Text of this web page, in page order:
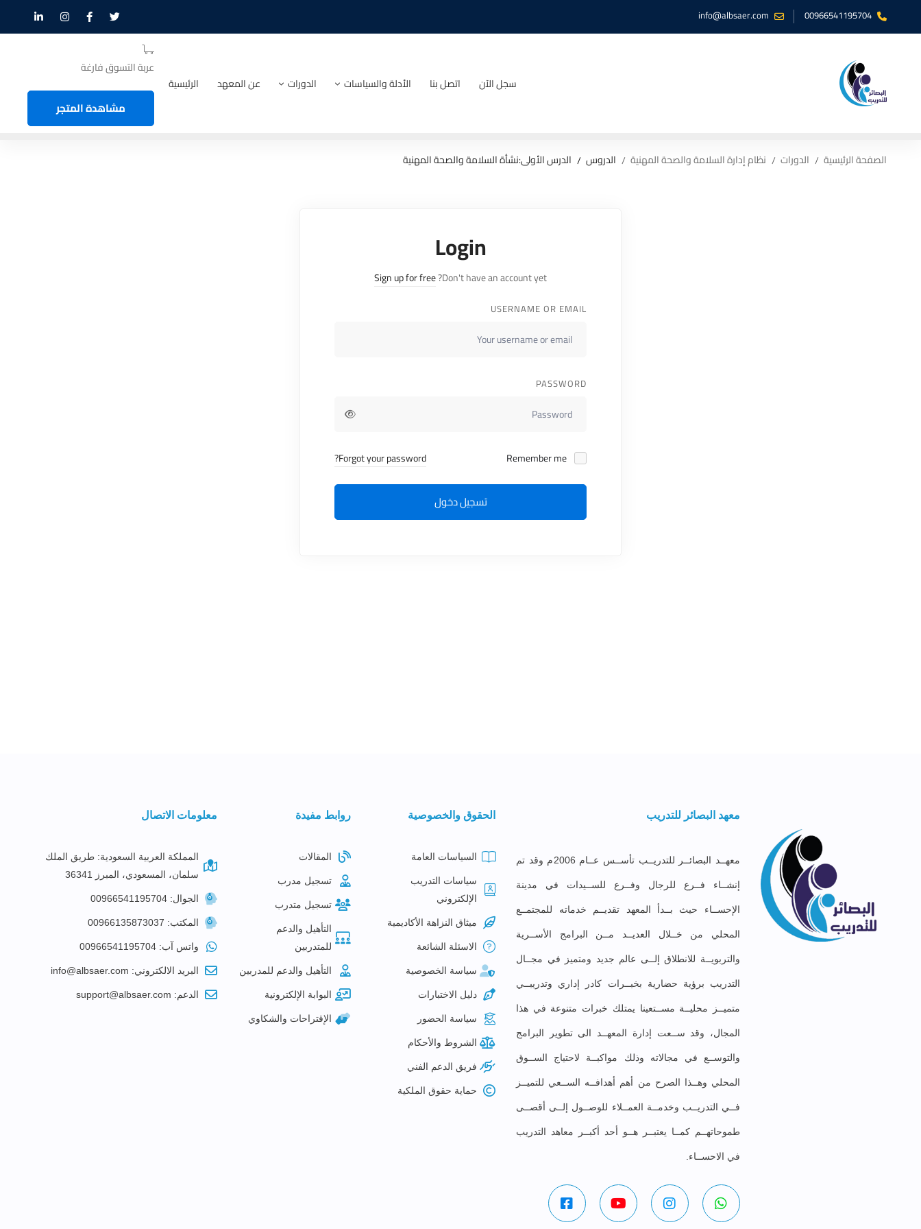
00966541195704
info@albsaer.com
سجل الآن اتصل بنا الأدلة والسياسات الدورات عن المعهد الرئيسية
عربة التسوق فارغة
مشاهدة المتجر
الصفحة الرئيسية الدورات نظام إدارة السلامة والصحة المهنية الدروس الدرس الأولى:نشأة السلامة والصحة المهنية
Login
Don't have an account yet?
Sign up for free
USERNAME OR EMAIL
PASSWORD
Forgot your password?
تسجيل دخول
معهد البصائر للتدريب
معهــد البصائــر للتدريــب تأســس عــام 2006م وقد تم
إنشــاء فــرع للرجال وفــرع للســيدات في مدينة
الإحســاء حيث بــدأ المعهد تقديــم خدماته للمجتمــع
المحلي من خــلال العديــد مــن البرامج الأســرية
والتربويــة للانطلاق إلــى عالم جديد ومتميز في مجــال
التدريب برؤية حضارية بخبــرات كادر إداري وتدريبــي
متميــز محليــة مســتعينا يمتلك خبرات متنوعة في هذا
المجال، وقد ســعت إدارة المعهــد الى تطوير البرامج
والتوســع في مجالاته وذلك مواكبــة لاحتياج الســوق
المحلي وهــذا الصرح من أهم أهدافــه الســعي للتميــز
فــي التدريــب وخدمــة العمــلاء للوصــول إلــى أقصــى
طموحاتهــم كمــا يعتبــر هــو أحد أكبــر معاهد التدريب
في الاحســاء.
الحقوق والخصوصية
السياسات العامة
سياسات التدريب
الإلكتروني
ميثاق النزاهة الأكاديمية
الاسئلة الشائعة
سياسة الخصوصية
دليل الاختبارات
سياسة الحضور
الشروط والأحكام
فريق الدعم الفني
حماية حقوق الملكية
روابط مفيدة
المقالات
تسجيل مدرب
تسجيل متدرب
التأهيل والدعم
للمتدربين
التأهيل والدعم للمدربين
البوابة الإلكترونية
الإقتراحات والشكاوي
معلومات الاتصال
المملكة العربية السعودية: طريق الملك
سلمان، المسعودي، المبرز 36341
الجوال: 00966541195704
المكتب: 00966135873037
واتس آب: 00966541195704
البريد الالكتروني: info@albsaer.com
الدعم: support@albsaer.com